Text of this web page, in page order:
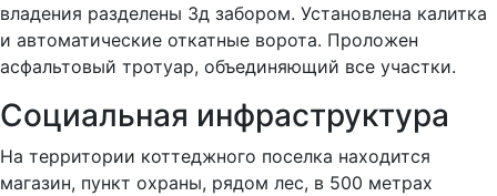
владения разделены 3д забором. Установлена калитка
и автоматические откатные ворота. Проложен
асфальтовый тротуар, объединяющий все участки.
Социальная инфраструктура
На территории коттеджного поселка находится
магазин, пункт охраны, рядом лес, в 500 метрах